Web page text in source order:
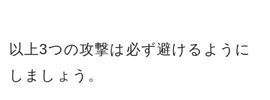
以上3つの攻撃は必ず避けるように
しましょう。